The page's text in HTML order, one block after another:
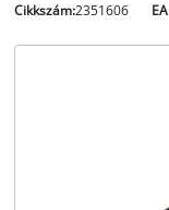
Cikkszám:2351606